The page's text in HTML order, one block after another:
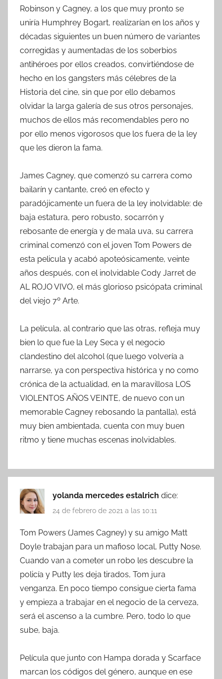
Robinson y Cagney, a los que muy pronto se
uniría Humphrey Bogart, realizarían en los años y
décadas siguientes un buen número de variantes
corregidas y aumentadas de los soberbios
antihéroes por ellos creados, convirtiéndose de
hecho en los gangsters más célebres de la
Historia del cine, sin que por ello debamos
olvidar la larga galería de sus otros personajes,
muchos de ellos más recomendables pero no
por ello menos vigorosos que los fuera de la ley
que les dieron la fama.
James Cagney, que comenzó su carrera como
bailarín y cantante, creó en efecto y
paradójicamente un fuera de la ley inolvidable: de
baja estatura, pero robusto, socarrón y
rebosante de energía y de mala uva, su carrera
criminal comenzó con el joven Tom Powers de
esta pelicula y acabó apoteósicamente, veinte
años después, con el inolvidable Cody Jarret de
AL ROJO VIVO, el más glorioso psicópata criminal
del viejo 7º Arte.
La película, al contrario que las otras, refleja muy
bien lo que fue la Ley Seca y el negocio
clandestino del alcohol (que luego volvería a
narrarse, ya con perspectiva histórica y no como
crónica de la actualidad, en la maravillosa LOS
VIOLENTOS AÑOS VEINTE, de nuevo con un
memorable Cagney rebosando la pantalla), está
muy bien ambientada, cuenta con muy buen
ritmo y tiene muchas escenas inolvidables.
yolanda mercedes estalrich dice:
24 de febrero de 2021 a las 10:11
Tom Powers (James Cagney) y su amigo Matt
Doyle trabajan para un mafioso local, Putty Nose.
Cuando van a cometer un robo les descubre la
policía y Putty les deja tirados, Tom jura
venganza. En poco tiempo consigue cierta fama
y empieza a trabajar en el negocio de la cerveza,
será el ascenso a la cumbre. Pero, todo lo que
sube, baja.
Película que junto con Hampa dorada y Scarface
marcan los códigos del género, aunque en ese